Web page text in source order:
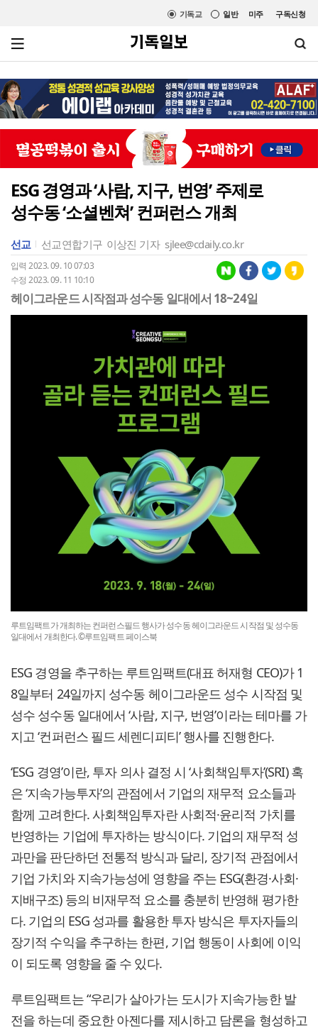
미주 구독신청
일반
기독교
ESG 경영과 ‘사람, 지구, 번영’ 주제로
성수동 ‘소셜벤쳐’ 컨퍼런스 개최
선교 선교연합기구 이상진 기자 sjlee@cdaily.co.kr
입력 2023. 09. 10 07:03
수정 2023. 09. 11 10:10
헤이그라운드 시작점과 성수동 일대에서 18~24일
루트임팩트가 개최하는 컨퍼런스필드 행사가 성수동 헤이그라운드 시작점 및 성수동
일대에서 개최한다. ©루트임팩트 페이스북
ESG 경영을 추구하는 루트임팩트(대표 허재형 CEO)가 1
8일부터 24일까지 성수동 헤이그라운드 성수 시작점 및
성수 성수동 일대에서 ‘사람, 지구, 번영’이라는 테마를 가
지고 ‘컨퍼런스 필드 세렌디피티’ 행사를 진행한다.
‘ESG 경영’이란, 투자 의사 결정 시 ‘사회책임투자’(SRI) 혹
은 ‘지속가능투자’의 관점에서 기업의 재무적 요소들과
함께 고려한다. 사회책임투자란 사회적·윤리적 가치를
반영하는 기업에 투자하는 방식이다. 기업의 재무적 성
과만을 판단하던 전통적 방식과 달리, 장기적 관점에서
기업 가치와 지속가능성에 영향을 주는 ESG(환경·사회·
지배구조) 등의 비재무적 요소를 충분히 반영해 평가한
다. 기업의 ESG 성과를 활용한 투자 방식은 투자자들의
장기적 수익을 추구하는 한편, 기업 행동이 사회에 이익
이 되도록 영향을 줄 수 있다.
루트임팩트는 “우리가 살아가는 도시가 지속가능한 발
전을 하는데 중요한 아젠다를 제시하고 담론을 형성하고